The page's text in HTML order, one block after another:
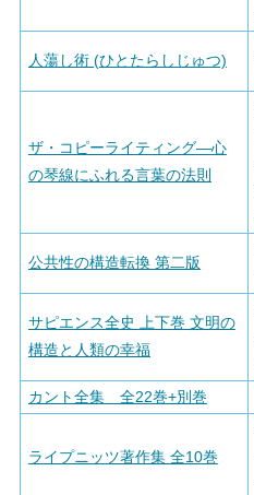
人蕩し術 (ひとたらしじゅつ)
ザ・コピーライティング―心
の琴線にふれる言葉の法則
公共性の構造転換 第二版
サピエンス全史 上下巻 文明の
構造と人類の幸福
カント全集 全22巻+別巻
ライプニッツ著作集 全10巻